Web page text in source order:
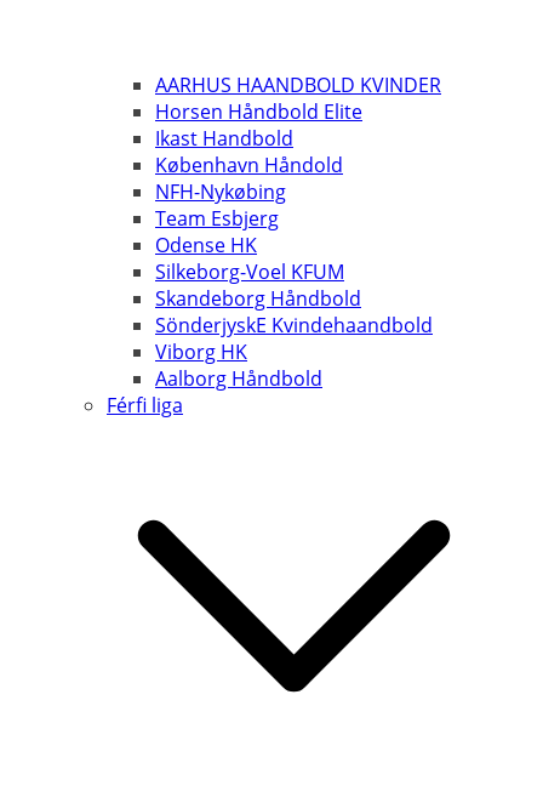
AARHUS HAANDBOLD KVINDER
Horsen Håndbold Elite
Ikast Handbold
København Håndold
NFH-Nykøbing
Team Esbjerg
Odense HK
Silkeborg-Voel KFUM
Skandeborg Håndbold
SönderjyskE Kvindehaandbold
Viborg HK
Aalborg Håndbold
Férfi liga